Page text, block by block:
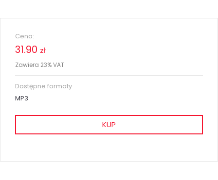
Cena:
31.90 zł
Zawiera 23% VAT
Dostępne formaty
MP3
KUP